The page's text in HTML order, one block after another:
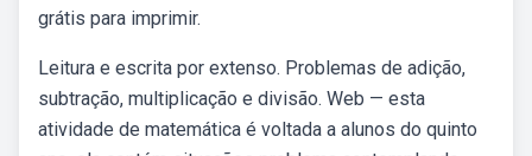
grátis para imprimir.
Leitura e escrita por extenso. Problemas de adição,
subtração, multiplicação e divisão. Web — esta
atividade de matemática é voltada a alunos do quinto